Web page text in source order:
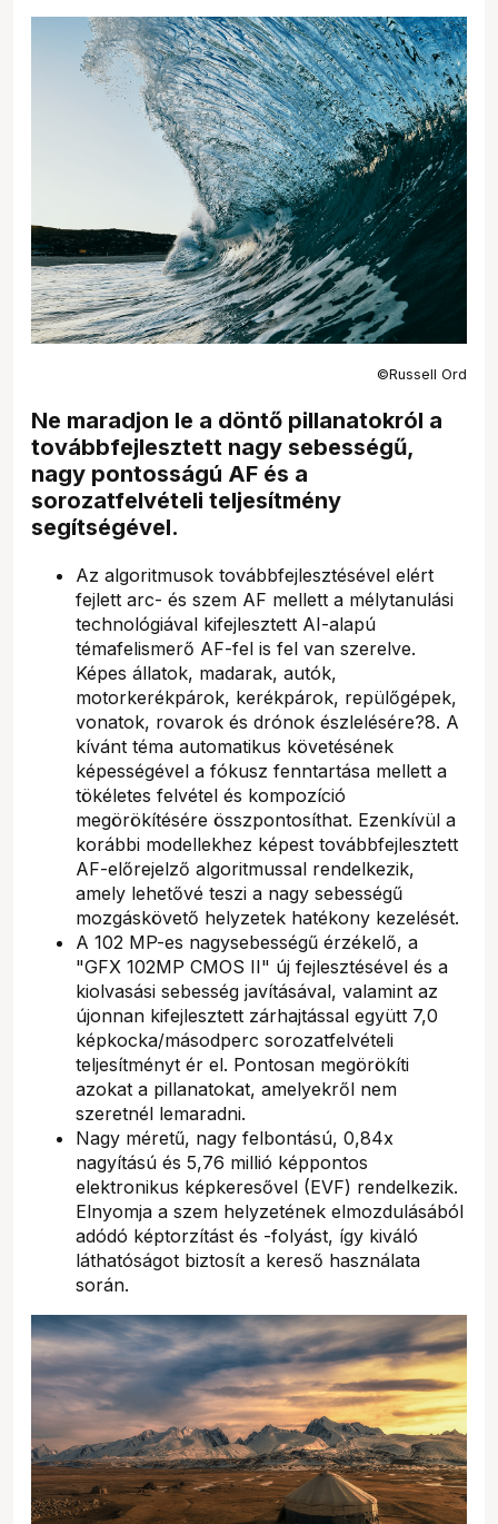
©Russell Ord
Ne maradjon le a döntő pillanatokról a
továbbfejlesztett nagy sebességű,
nagy pontosságú AF és a
sorozatfelvételi teljesítmény
segítségével.
Az algoritmusok továbbfejlesztésével elért
fejlett arc- és szem AF mellett a mélytanulási
technológiával kifejlesztett AI-alapú
témafelismerő AF-fel is fel van szerelve.
Képes állatok, madarak, autók,
motorkerékpárok, kerékpárok, repülőgépek,
vonatok, rovarok és drónok észlelésére?8. A
kívánt téma automatikus követésének
képességével a fókusz fenntartása mellett a
tökéletes felvétel és kompozíció
megörökítésére összpontosíthat. Ezenkívül a
korábbi modellekhez képest továbbfejlesztett
AF-előrejelző algoritmussal rendelkezik,
amely lehetővé teszi a nagy sebességű
mozgáskövető helyzetek hatékony kezelését.
A 102 MP-es nagysebességű érzékelő, a
"GFX 102MP CMOS II" új fejlesztésével és a
kiolvasási sebesség javításával, valamint az
újonnan kifejlesztett zárhajtással együtt 7,0
képkocka/másodperc sorozatfelvételi
teljesítményt ér el. Pontosan megörökíti
azokat a pillanatokat, amelyekről nem
szeretnél lemaradni.
Nagy méretű, nagy felbontású, 0,84x
nagyítású és 5,76 millió képpontos
elektronikus képkeresővel (EVF) rendelkezik.
Elnyomja a szem helyzetének elmozdulásából
adódó képtorzítást és -folyást, így kiváló
láthatóságot biztosít a kereső használata
során.